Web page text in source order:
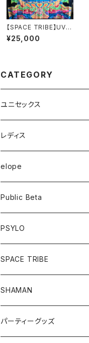
【SPACE TRIBE】UVバ
ナーXQ69
¥25,000
CATEGORY
ユニセックス
半袖Tシャツ
長袖Tシャツ
フーディー
パンツ
シューズ
服飾雑貨
レディス
トップス
ボトム
ワンピース
オールインワン
シューズ
服飾雑貨
elope
Public Beta
半袖Tシャツ
フーディー
長袖Tシャツ
PSYLO
トップス
ボトム
服飾雑貨
SPACE TRIBE
Tシャツ
フーディー
SHAMAN
トップス
パーティーグッズ